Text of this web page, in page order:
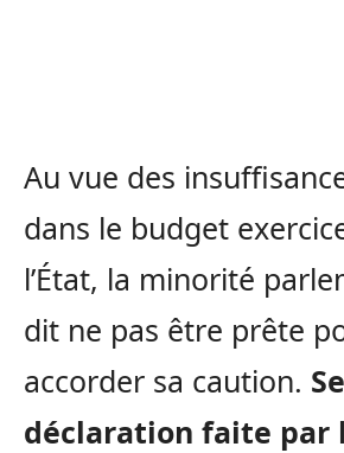
Au vue des
dans le budget
l’État, la minorité
dit ne pas être prête
accorder sa caution.
déclaration faite par